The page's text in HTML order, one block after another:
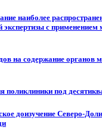
наиболее
экспертизы с применением
на содержание органов
поликлиники под
доизучение Северо-